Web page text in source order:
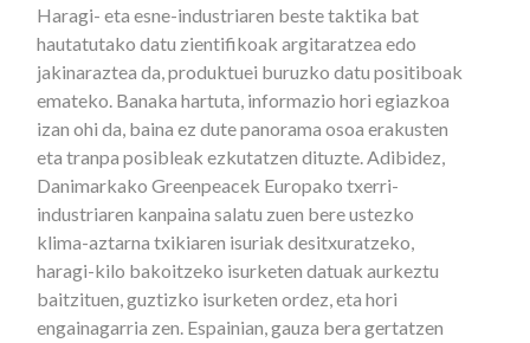
Haragi- eta esne-industriaren beste taktika bat
hautatutako datu zientifikoak argitaratzea edo
jakinaraztea da, produktuei buruzko datu positiboak
emateko. Banaka hartuta, informazio hori egiazkoa
izan ohi da, baina ez dute panorama osoa erakusten
eta tranpa posibleak ezkutatzen dituzte. Adibidez,
Danimarkako Greenpeacek Europako txerri-
industriaren kanpaina salatu zuen bere ustezko
klima-aztarna txikiaren isuriak desitxuratzeko,
haragi-kilo bakoitzeko isurketen datuak aurkeztu
baitzituen, guztizko isurketen ordez, eta hori
engainagarria zen. Espainian, gauza bera gertatzen